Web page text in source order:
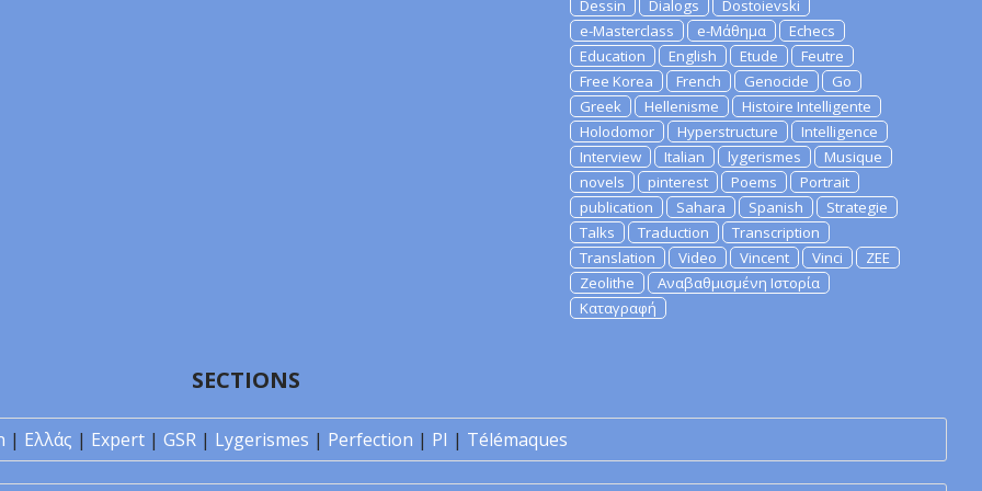
Dessin
Dialogs
Dostoievski
e-Masterclass
e-Μάθημα
Echecs
Education
English Etude
Feutre
Free Korea
French Genocide
Go
Greek
Hellenisme
Histoire Intelligente
Holodomor
Hyperstructure
Intelligence
Interview
Italian lygerismes
Musique
novels
pinterest Poems
Portrait
publication
Sahara Spanish
Strategie
Talks
Traduction
Transcription
Translation
Video Vincent Vinci
ZEE
Zeolithe
Αναβαθμισμένη Ιστορία
Καταγραφή
SECTIONS
| Ελλάς | Expert | GSR | Lygerismes | Perfection | PI | Télémaques